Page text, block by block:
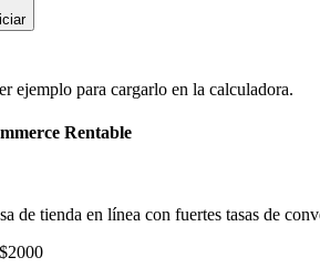
ejemplo para cargarlo en la calculadora.
Rentable
de tienda en línea con fuertes tasas de
$2000